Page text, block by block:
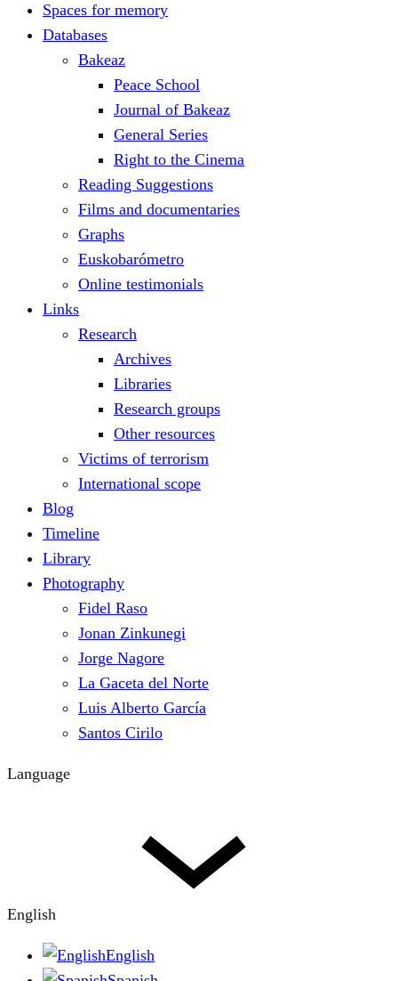
Spaces for memory
Databases
Bakeaz
Peace School
Journal of Bakeaz
General Series
Right to the Cinema
Reading Suggestions
Films and documentaries
Graphs
Euskobarómetro
Online testimonials
Links
Research
Archives
Libraries
Research groups
Other resources
Victims of terrorism
International scope
Blog
Timeline
Library
Photography
Fidel Raso
Jonan Zinkunegi
Jorge Nagore
La Gaceta del Norte
Luis Alberto García
Santos Cirilo
Language
English
English